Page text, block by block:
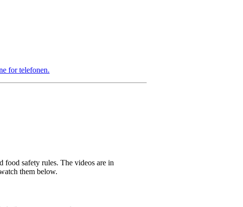
for telefonen.
food safety rules. The videos are in
them below.